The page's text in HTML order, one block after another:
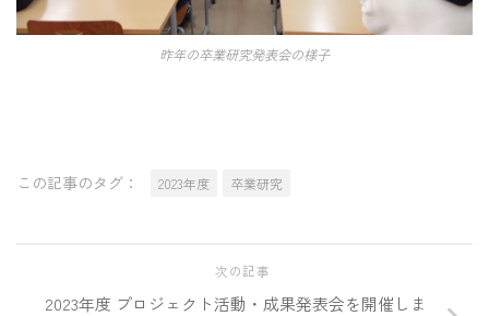
昨年の卒業研究発表会の様子
この記事のタグ： 2023年度 卒業研究
次の記事
2023年度 プロジェクト活動・成果発表会を開催しま